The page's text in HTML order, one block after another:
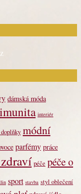
dámská móda
imunita interiér
módní
parfémy práce
péče péče o
sport stavba styl oblečení